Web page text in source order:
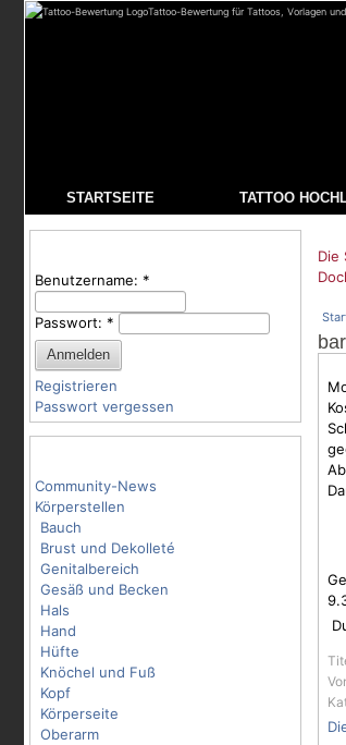
Tattoo-Bewertung für Tattoos, Vorlagen
STARTSEITE TATTOO
Benutzername: *
Passwort: *
Registrieren
Passwort vergessen
Community-News
Körperstellen
Bauch
Brust und Dekolleté
Genitalbereich
Gesäß und Becken
Hals
Hand
Hüfte
Knöchel und Fuß
Kopf
Körperseite
Oberarm
Die